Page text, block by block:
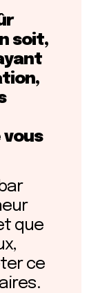
soit,
que
ce